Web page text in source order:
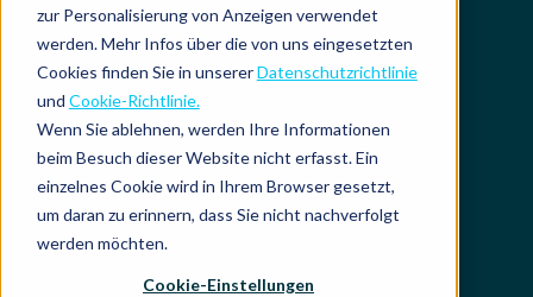
zur Personalisierung von Anzeigen verwendet
werden. Mehr Infos über die von uns eingesetzten
Cookies finden Sie in unsererDatenschutzrichtlinie
und Cookie-Richtlinie.
Wenn Sie ablehnen, werden Ihre Informationen
beim Besuch dieser Website nicht erfasst. Ein
einzelnes Cookie wird in Ihrem Browser gesetzt,
um daran zu erinnern, dass Sie nicht nachverfolgt
werden möchten.
Cookie-Einstellungen